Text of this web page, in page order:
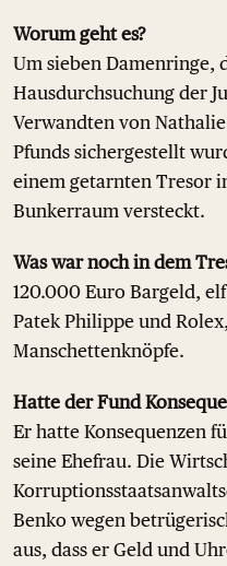
Worum geht es?
Um sieben Damenringe,
Hausdurchsuchung der
Verwandten von
Pfunds sichergestellt
einem getarnten Tresor
Bunkerraum versteckt.
Was war noch in dem
120.000 Euro Bargeld,
Patek Philippe und
Manschettenknöpfe.
Hatte der Fund
Er hatte Konsequenzen
seine Ehefrau. Die
Benko wegen
aus, dass er Geld und